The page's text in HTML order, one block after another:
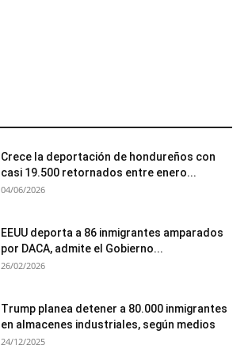
Crece la deportación de hondureños con
casi 19.500 retornados entre enero...
04/06/2026
EEUU deporta a 86 inmigrantes amparados
por DACA, admite el Gobierno...
26/02/2026
Trump planea detener a 80.000 inmigrantes
en almacenes industriales, según medios
24/12/2025